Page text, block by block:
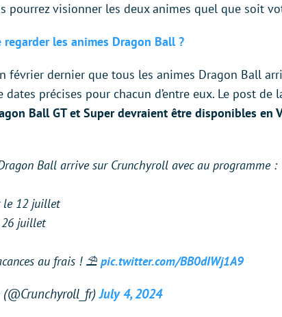
pourrez visionner les deux animes quel que soit
les animes Dragon Ball ?
février dernier que tous les animes Dragon Ball
dates précises pour chacun d’entre eux. Le post de
Ball GT et Super devraient être disponibles en
Ball arrive sur Crunchyroll avec au programme :
le 12 juillet
26 juillet
au frais ! ⛱️ pic.twitter.com/BB0dIWj1A9
(@Crunchyroll_fr)July 4, 2024